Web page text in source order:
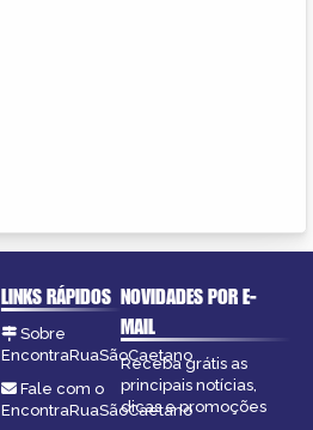
LINKS RÁPIDOS
Sobre
EncontraRuaSãoCaetano
Fale com o
EncontraRuaSãoCaetano
NOVIDADES POR E-
MAIL
Receba grátis as
principais notícias,
dicas e promoções